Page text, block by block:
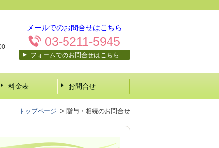
メールでのお問合せはこちら
03-5211-5945
フォームでのお問合せはこちら
料金表 お問合せ
トップページ 贈与・相続のお問合せ